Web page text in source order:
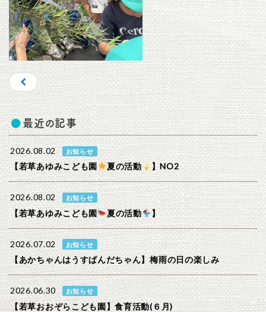
最近の記事
2026.08.02 お知らせ
【若草あゆみこども園 夏の活動 】NO2
2026.08.02 お知らせ
【若草あゆみこども園 夏の活動 】
2026.07.02 お知らせ
【あかちゃんはうすぱんだちゃん】梅雨の日の楽しみ
2026.06.30 お知らせ
【若草おおぞらこども園】食育活動(６月)